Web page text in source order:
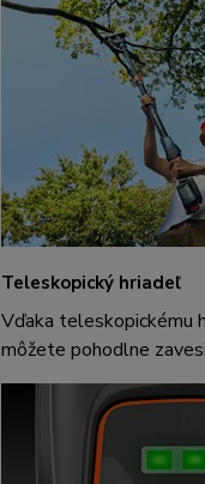
Teleskopický hriadeľ
Vďaka teleskopickému
môžete pohodlne